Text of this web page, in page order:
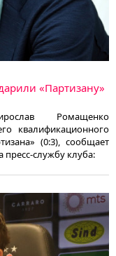
«Партизану»
Ромащенко
квалификационного
(0:3), сообщает
пресс-службу клуба: